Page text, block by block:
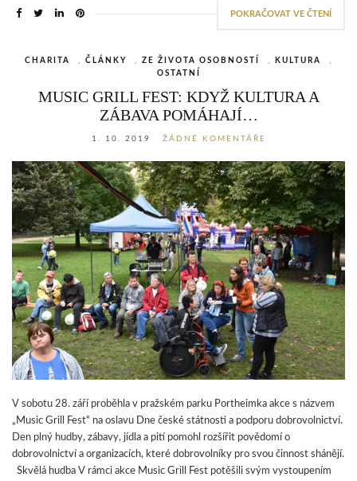
POKRAČOVAT VE ČTENÍ
CHARITA , ČLÁNKY , ZE ŽIVOTA OSOBNOSTÍ , KULTURA
,
OSTATNÍ
MUSIC GRILL FEST: KDYŽ KULTURA A
ZÁBAVA POMÁHAJÍ…
1. 10. 2019 ŽÁDNÉ KOMENTÁŘE
V sobotu 28. září proběhla v pražském parku Portheimka akce s názvem
„Music Grill Fest“ na oslavu Dne české státnosti a podporu dobrovolnictví.
Den plný hudby, zábavy, jídla a pití pomohl rozšířit povědomí o
dobrovolnictví a organizacích, které dobrovolníky pro svou činnost shánějí.
Skvělá hudba V rámci akce Music Grill Fest potěšili svým vystoupením